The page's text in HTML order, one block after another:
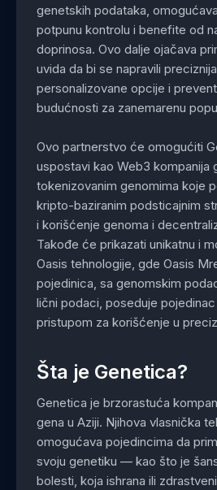
genetskih podataka,
potpunu kontrolu i benefite od
doprinosa. Ovo dalje ojačava
uvida da bi se napravili
personalizovane opcije i
budućnosti za zanemarenu
Ovo partnerstvo će omogućiti
uspostavi kao Web3 kompanija
tokenizovanim genomima koje
kripto-baziranim podsticajnim
i korišćenje genoma i
Takođe će prikazati unikatnu i
Oasis tehnologije, gde Oasis
pojedinica, sa genomskim
lični podaci, poseduje
pristupom za korišćenje u
Šta je Genetica?
Genetica je brzorastuća
gena u Aziji. Njihova vlasnička
omogućava pojedincima da
svoju genetiku — kao što je
bolesti, koja ishrana ili